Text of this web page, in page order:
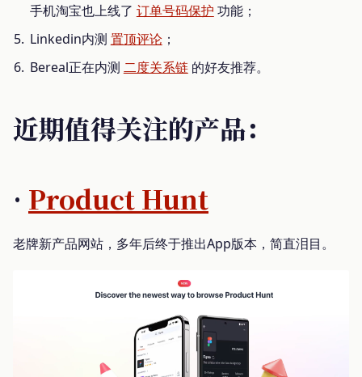
手机淘宝也上线了 订单号码保护 功能；
Linkedin内测 置顶评论；
Bereal正在内测 二度关系链的好友推荐。
近期值得关注的产品：
· Product Hunt
老牌新产品网站，多年后终于推出App版本，简直泪目。